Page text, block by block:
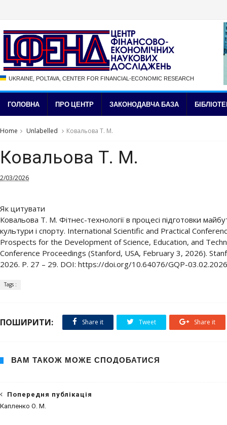
UKRAINE, POLTAVA, CENTER FOR FINANCIAL-ECONOMIC RESEARCH
ГОЛОВНА ПРО ЦЕНТР ЗАКОНОДАВЧА БАЗА
Home Unlabelled Ковальова Т. М.
Ковальова Т. М.
2/03/2026
Як цитувати
Ковальова Т. М. Фітнес-технології в процесі підготовки
культури і спорту. International Scientific and Practical
Prospects for the Development of Science, Education, and
Conference Proceedings (Stanford, USA, February 3, 2026).
2026. Р. 27 – 29. DOI: https://doi.org/10.64076/GQP-
Tags :
ПОШИРИТИ: Share it Tweet Share it
ВАМ ТАКОЖ МОЖЕ СПОДОБАТИСЯ
Попередня публікація
Капленко О. М.